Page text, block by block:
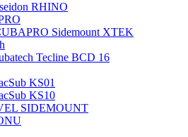
RHINO
Sidemount XTEK
Tecline BCD 16
KS01
KS10
SIDEMOUNT